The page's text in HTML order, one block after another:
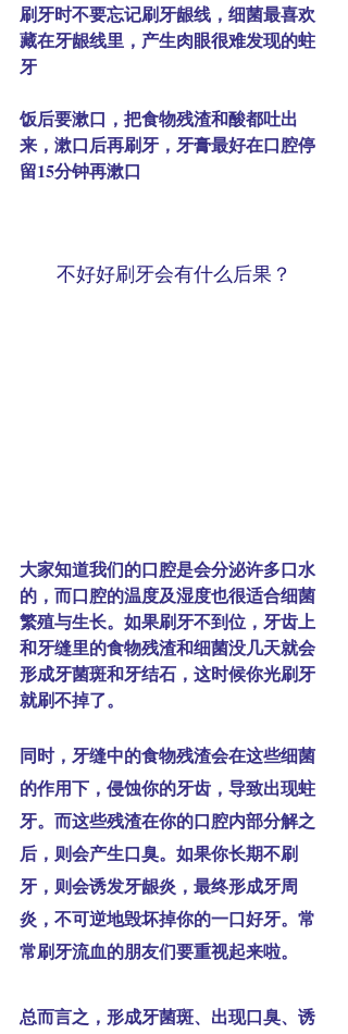
刷牙时不要忘记刷牙龈线，细菌最喜欢
藏在牙龈线里，产生肉眼很难发现的蛀
牙
饭后要漱口，把食物残渣和酸都吐出
来，漱口后再刷牙，牙膏最好在口腔停
留15分钟再漱口
不好好刷牙会有什么后果？
大家知道我们的口腔是会分泌许多口水
的，而口腔的温度及湿度也很适合细菌
繁殖与生长。如果刷牙不到位，牙齿上
和牙缝里的食物残渣和细菌没几天就会
形成牙菌斑和牙结石，这时候你光刷牙
就刷不掉了。
同时，牙缝中的食物残渣会在这些细菌
的作用下，侵蚀你的牙齿，导致出现蛀
牙。而这些残渣在你的口腔内部分解之
后，则会产生口臭。如果你长期不刷
牙，则会诱发牙龈炎，最终形成牙周
炎，不可逆地毁坏掉你的一口好牙。常
常刷牙流血的朋友们要重视起来啦。
总而言之，形成牙菌斑、出现口臭、诱